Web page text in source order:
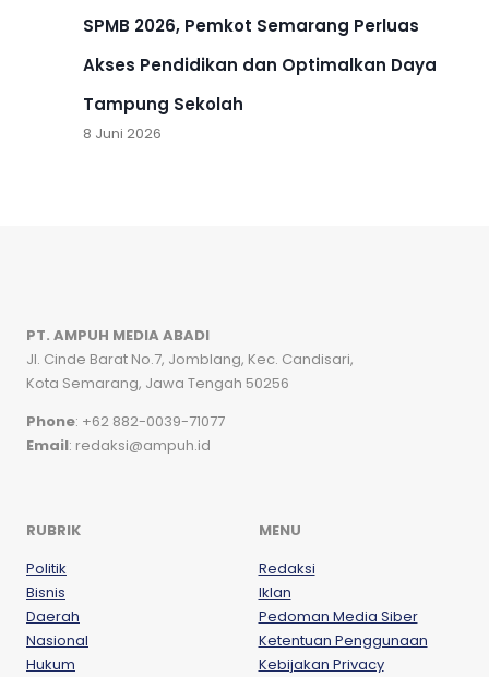
SPMB 2026, Pemkot Semarang Perluas
Akses Pendidikan dan Optimalkan Daya
Tampung Sekolah
8 Juni 2026
PT. AMPUH MEDIA ABADI
Jl. Cinde Barat No.7, Jomblang, Kec. Candisari,
Kota Semarang, Jawa Tengah 50256
Phone: +62 882-0039-71077
Email: redaksi@ampuh.id
RUBRIK
Politik
Bisnis
Daerah
Nasional
Hukum
MENU
Redaksi
Iklan
Pedoman Media Siber
Ketentuan Penggunaan
Kebijakan Privacy